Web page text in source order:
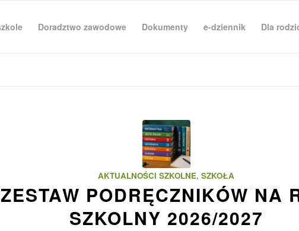
Doradztwo zawodowe Dokumenty e-dziennik Dla
AKTUALNOŚCI SZKOLNE, SZKOŁA
ZESTAW PODRĘCZNIKÓW NA
SZKOLNY 2026/2027